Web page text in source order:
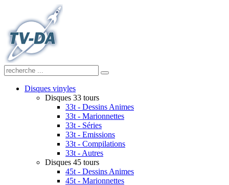
Disques vinyles
Disques 33 tours
33t - Dessins Animes
33t - Marionnettes
33t - Séries
33t - Emissions
33t - Compilations
33t - Autres
Disques 45 tours
45t - Dessins Animes
45t - Marionnettes